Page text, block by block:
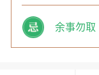
余事勿取